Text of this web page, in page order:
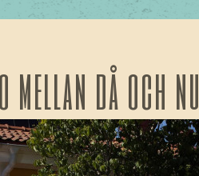
mellan då och nu